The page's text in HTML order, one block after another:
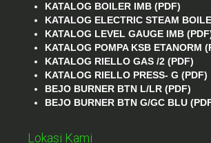
KATALOG BOILER IMB (PDF)
KATALOG ELECTRIC STEAM
KATALOG LEVEL GAUGE IMB
KATALOG POMPA KSB ETANORM
KATALOG RIELLO GAS /2 (PDF)
KATALOG RIELLO PRESS- G (PDF)
BEJO BURNER BTN L/LR (PDF)
BEJO BURNER BTN G/GC BLU
Lokasi Kami